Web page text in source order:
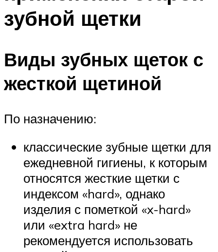
зубной щетки
Виды зубных щеток с
жесткой щетиной
По назначению:
классические зубные щетки для
ежедневной гигиены, к которым
относятся жесткие щетки с
индексом «hard», однако
изделия с пометкой «x-hard»
или «extra hard» не
рекомендуется использовать